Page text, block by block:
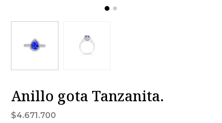
Anillo gota Tanzanita.
$4.671.700